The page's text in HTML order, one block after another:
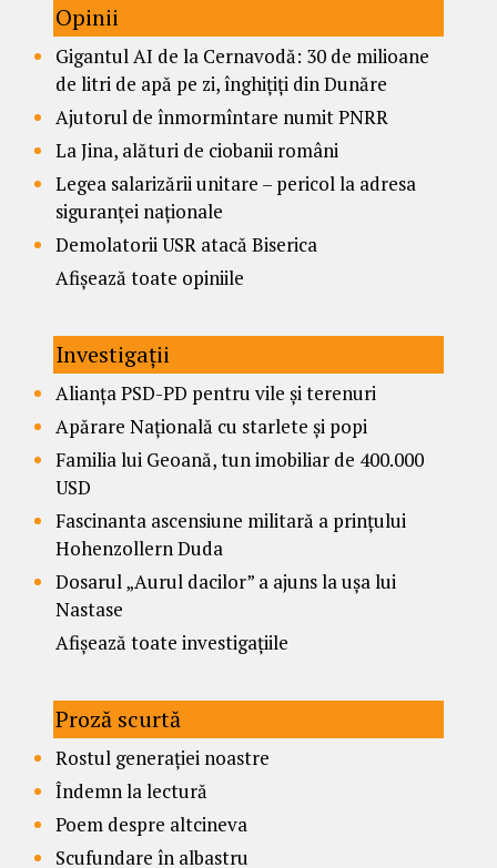
Opinii
Gigantul AI de la Cernavodă: 30 de milioane
de litri de apă pe zi, înghițiți din Dunăre
Ajutorul de înmormîntare numit PNRR
La Jina, alături de ciobanii români
Legea salarizării unitare – pericol la adresa
siguranței naționale
Demolatorii USR atacă Biserica
Afișează toate opiniile
Investigații
Alianța PSD-PD pentru vile și terenuri
Apărare Națională cu starlete și popi
Familia lui Geoană, tun imobiliar de 400.000
USD
Fascinanta ascensiune militară a prințului
Hohenzollern Duda
Dosarul „Aurul dacilor” a ajuns la ușa lui
Nastase
Afișează toate investigațiile
Proză scurtă
Rostul generației noastre
Îndemn la lectură
Poem despre altcineva
Scufundare în albastru